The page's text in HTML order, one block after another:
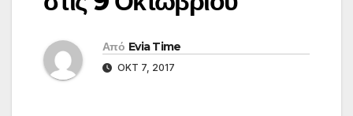
Από Evia Time
ΟΚΤ 7, 2017